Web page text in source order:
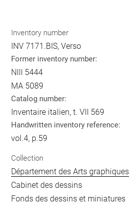
Inventory number
INV 7171.BIS, Verso
Former inventory number:
NIII 5444
MA 5089
Catalog number:
Inventaire italien, t. VII 569
Handwritten inventory reference:
vol.4, p.59
Collection
Département des Arts graphiques
Cabinet des dessins
Fonds des dessins et miniatures